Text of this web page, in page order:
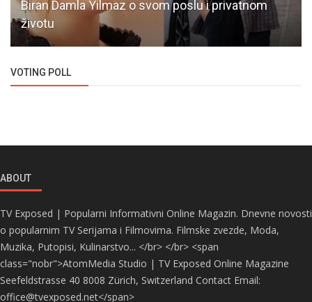
Biran Damla Yilmaz o svom poslu i privatnom
životu
VOTING POLL
ABOUT
TV Exposed | Popularni Informativni Online Magazin. Dnevne novosti
o popularnim TV Serijama i Filmovima. Filmske zvezde, Moda,
Muzika, Putopisi, Kulinarstvo... </br> </br> <span
class="nobr">AtomMedia Studio | TV Exposed Online Magazine
Seefeldstrasse 40 8008 Zürich, Switzerland Contact Email:
office@tvexposed.net</span>